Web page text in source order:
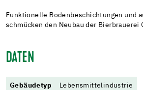
Funktionelle Bodenbeschichtungen und
schmücken den Neubau der Bierbrauerei
DATEN
Gebäudetyp Lebensmittelindustrie